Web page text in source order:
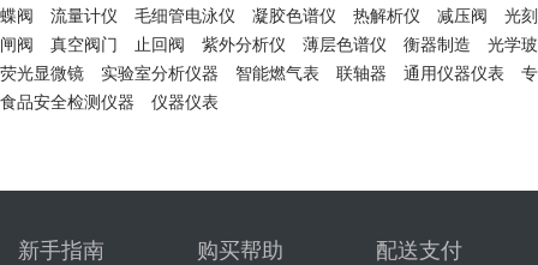
蝶阀
流量计仪 毛细管电泳仪 凝胶色谱仪 热解析仪 减压阀
光
闸阀
真空阀门 止回阀 紫外分析仪 薄层色谱仪 衡器制造
光学
荧光显微镜
实验室分析仪器 智能燃气表 联轴器 通用仪器仪表
食品安全检测仪器
仪器仪表
新手指南 购买帮助 配送支付